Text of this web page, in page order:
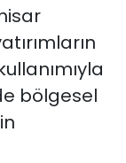
bölgesel